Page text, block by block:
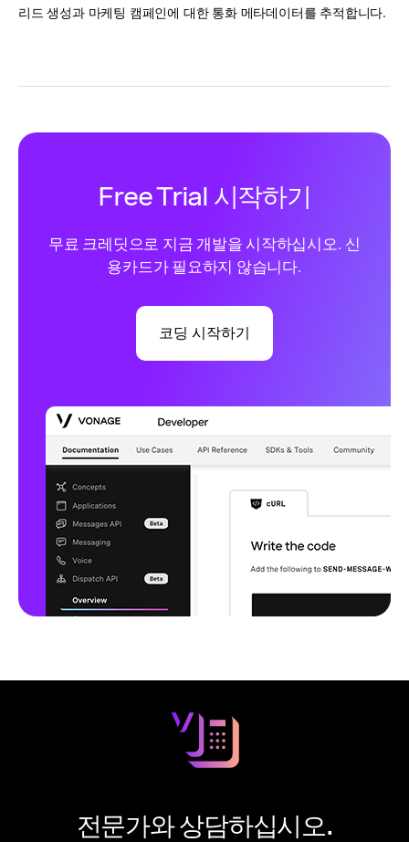
리드 생성과 마케팅 캠페인에 대한 통화 메타데이터를 추적합니다.
Free Trial 시작하기
무료 크레딧으로 지금 개발을 시작하십시오. 신
용카드가 필요하지 않습니다.
코딩 시작하기
전문가와 상담하십시오.